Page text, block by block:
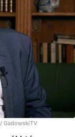
/ GadowskiTV